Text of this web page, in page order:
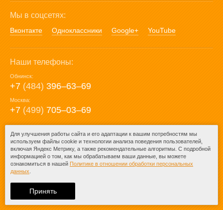
Мы в соцсетях:
Вконтакте Одноклассники Google+ YouTube
Наши телефоны:
Обнинск:
+7 (484) 396‒63‒69
Москва:
+7 (499) 705‒03‒69
E-mail:
mail@posuda40.ru
При любом копировании информации
ссылка на
Для улучшения работы сайта и его адаптации к вашим потребностям мы
используем файлы cookie и технологии анализа поведения пользователей,
включая Яндекс Метрику, а также рекомендательные алгоритмы. С подробной
информацией о том, как мы обрабатываем ваши данные, вы можете
ознакомиться в нашей Политике в отношении обработки персональных
данных
Принять